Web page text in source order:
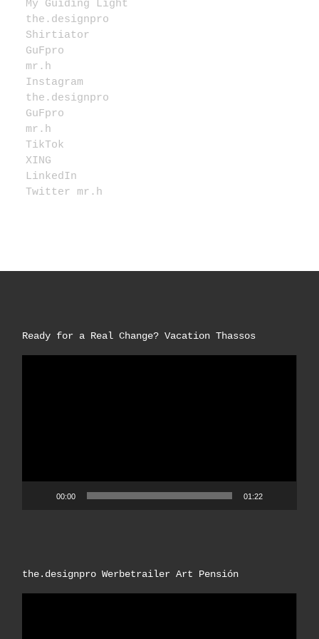
My Guiding Light
the.designpro
Shirtiator
GuFpro
mr.h
Instagram
the.designpro
GuFpro
mr.h
TikTok
XING
LinkedIn
Twitter mr.h
Ready for a Real Change? Vacation Thassos
00:00 01:22
the.designpro Werbetrailer Art Pensión